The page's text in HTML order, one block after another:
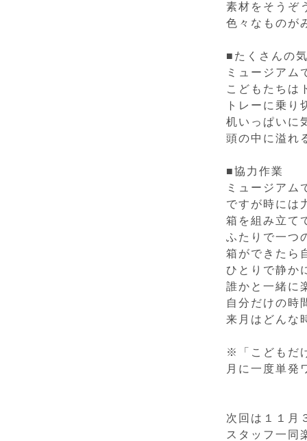
素材をそうぞ
色々なものが
■たくさんの
ミュージアム
こどもたちは
トレーに乗り
机いっぱいに
頭の中に溢れ
■協力作業
ミュージアム
ですが時には
箱を組み立て
ふたりで一つ
箱ができたら
ひとりで静か
誰かと一緒に
自分だけの時
来月はどんな
※「こどもだ
月に一度単発
次回は１１月
スタッフ一同